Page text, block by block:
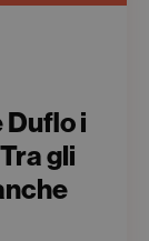
Duflo i
gli